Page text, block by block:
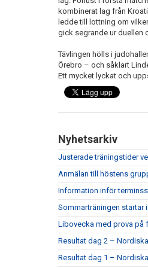
kombinerat lag från
ledde till lottning om
gick segrande ur duellen
Tävlingen hölls i
Örebro – och såklart
Ett mycket lyckat och
Nyhetsarkiv
Justerade träningstider
Anmälan till höstens
Information inför
Sommarträningen startar
Libovecka med prova på
Resultat dag 2 –
Resultat dag 1 –